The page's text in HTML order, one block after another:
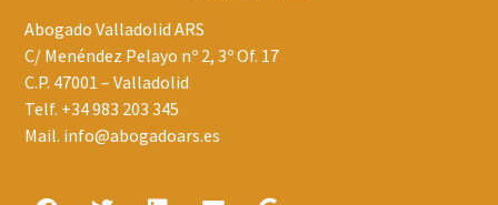
Abogado Valladolid ARS
C/ Menéndez Pelayo nº 2, 3º Of. 17
C.P. 47001 – Valladolid
Telf. +34 983 203 345
Mail. info@abogadoars.es